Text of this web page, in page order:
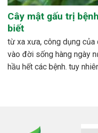
Cây mật gấu trị
biết
từ xa xưa, công dụng
vào đời sống hàng ngày
hầu hết các bệnh. tuy